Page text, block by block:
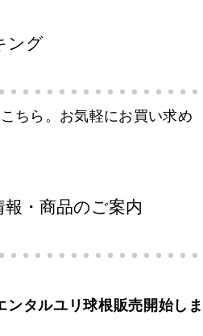
ング
ちら。お気軽にお買い求め
報・商品のご案内
ンタルユリ球根販売開始しま